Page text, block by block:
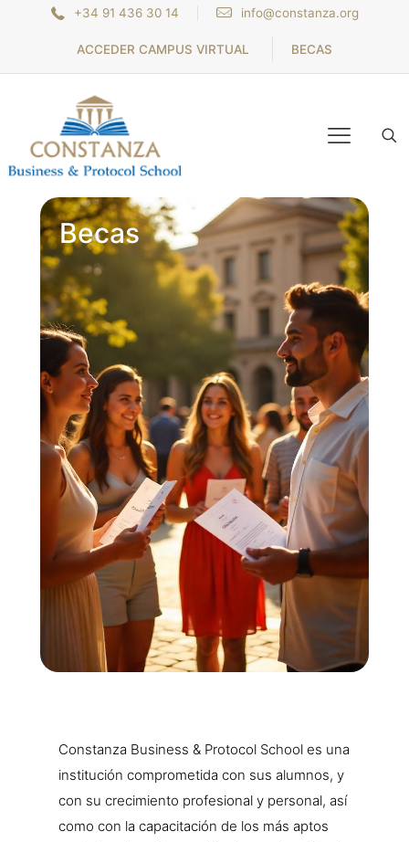
+34 91 436 30 14 info@constanza.org
ACCEDER CAMPUS VIRTUAL BECAS
Becas
Constanza Business & Protocol School es una
institución comprometida con sus alumnos, y
con su crecimiento profesional y personal, así
como con la capacitación de los más aptos